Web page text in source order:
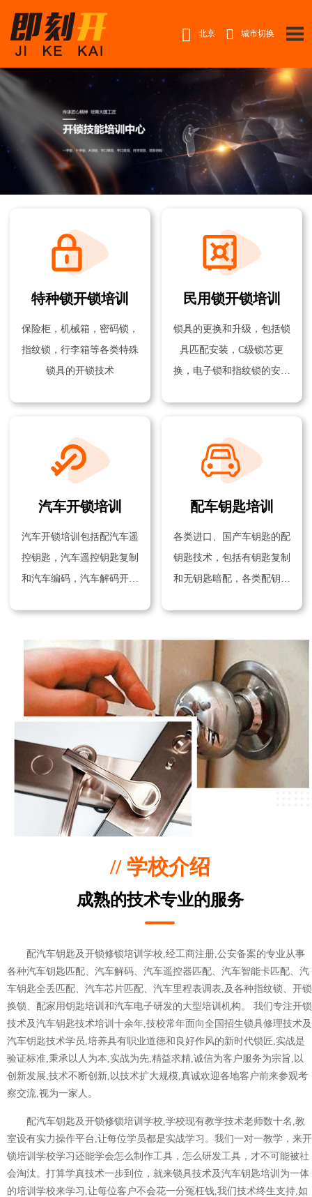
 北京  城市切换
特种锁开锁培训
保险柜，机械箱，密码锁，
指纹锁，行李箱等各类特殊
锁具的开锁技术
民用锁开锁培训
锁具的更换和升级，包括锁
具匹配安装，C级锁芯更
换，电子锁和指纹锁的安装
汽车开锁培训
汽车开锁培训包括配汽车遥
控钥匙，汽车遥控钥匙复制
和汽车编码，汽车解码开锁
配车钥匙培训
各类进口、国产车钥匙的配
钥匙技术，包括有钥匙复制
和无钥匙暗配，各类配钥匙
// 学校介绍
成熟的技术专业的服务
配汽车钥匙及开锁修锁培训学校,经工商注册,公安备案的专业从事
各种汽车钥匙匹配、汽车解码、汽车遥控器匹配、汽车智能卡匹配、汽
车钥匙全丢匹配、汽车芯片匹配、汽车里程表调表,及各种指纹锁、开锁
换锁、配家用钥匙培训和汽车电子研发的大型培训机构。 我们专注开锁
技术及汽车钥匙技术培训十余年,技校常年面向全国招生锁具修理技术及
汽车钥匙技术学员,培养具有职业道德和良好作风的新时代锁匠,实战是
验证标准,秉承以人为本,实战为先,精益求精,诚信为客户服务为宗旨,以
创新发展,技术不断创新,以技术扩大规模,真诚欢迎各地客户前来参观考
察交流,视为一家人。
配汽车钥匙及开锁修锁培训学校,学校现有教学技术老师数十名,教
室设有实力操作平台,让每位学员都是实战学习。我们一对一教学，来开
锁培训学校学习还能学会怎么制作工具，怎么研发工具，才不可能被社
会淘汰。打算学真技术一步到位，就来锁具技术及汽车钥匙培训为一体
的培训学校来学习,让每位客户不会花一分冤枉钱,我们技术终生支持,如